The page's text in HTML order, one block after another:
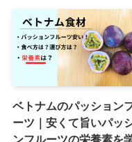
ベトナムのパッション
ーツ｜安くて旨いパッ
ンフルーツの栄養素を